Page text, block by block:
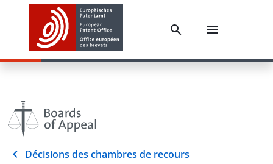
Décisions des chambres de recours